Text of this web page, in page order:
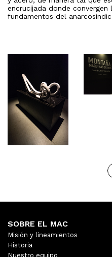
encrucijada donde
fundamentos del
SOBRE EL MAC
Misión y lineamientos
Historia
Nuestro equipo